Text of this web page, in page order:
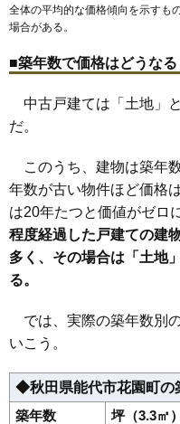
全体の平均的な価格傾向を示すも
場合がある。
■築年数で価格はどうなる
中古戸建ては「土地」
だ。
このうち、建物は築年
年数が古い物件ほど価格
は20年たつと価値がゼロ
程度経過した戸建ての建
多く、その場合は「土地
る。
では、実際の築年数別
いこう。
◆秋田県能代市花園町の
築年数
坪（3.3㎡